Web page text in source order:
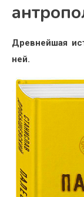
Древнейшая
ней.